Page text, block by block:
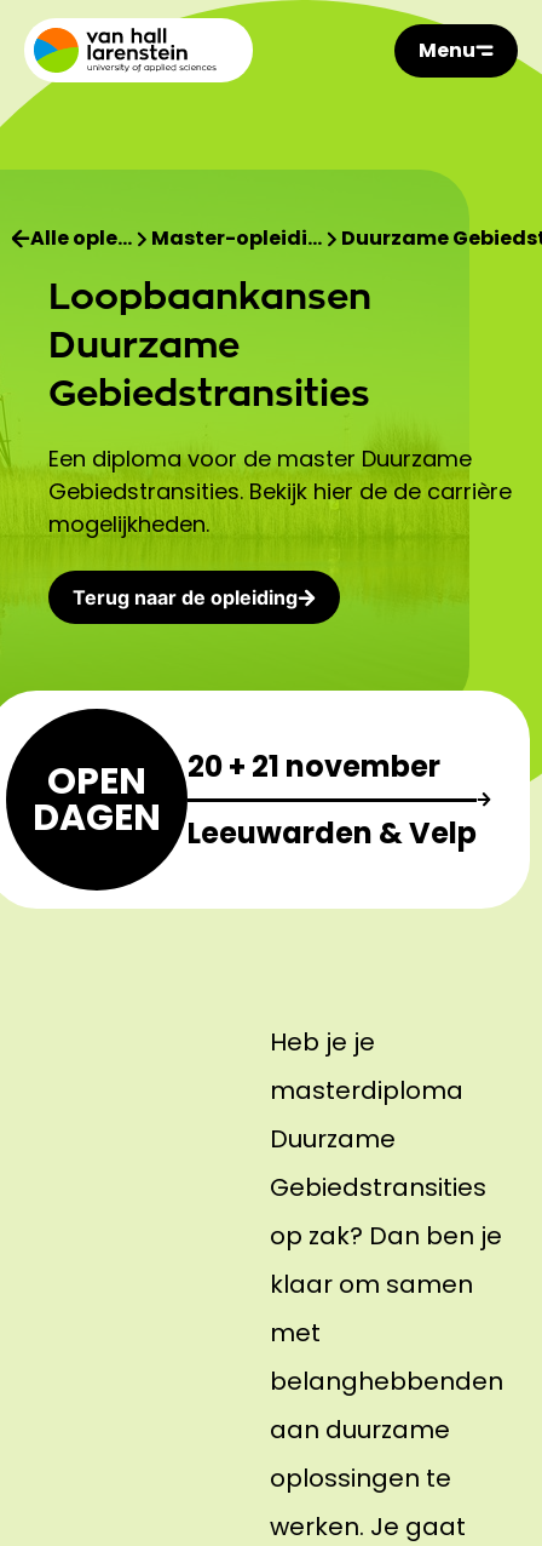
Menu
Alle ople… Master-opleidi… Duurzame
Loopbaankansen
Duurzame
Gebiedstransities
Een diploma voor de master Duurzame
Gebiedstransities. Bekijk hier de de carrière
mogelijkheden.
Terug naar de opleiding
OPEN
DAGEN
20 + 21 november
Leeuwarden & Velp
Heb je je
masterdiploma
Duurzame
Gebiedstransities
op zak? Dan ben je
klaar om samen
met
belanghebbenden
aan duurzame
oplossingen te
werken. Je gaat